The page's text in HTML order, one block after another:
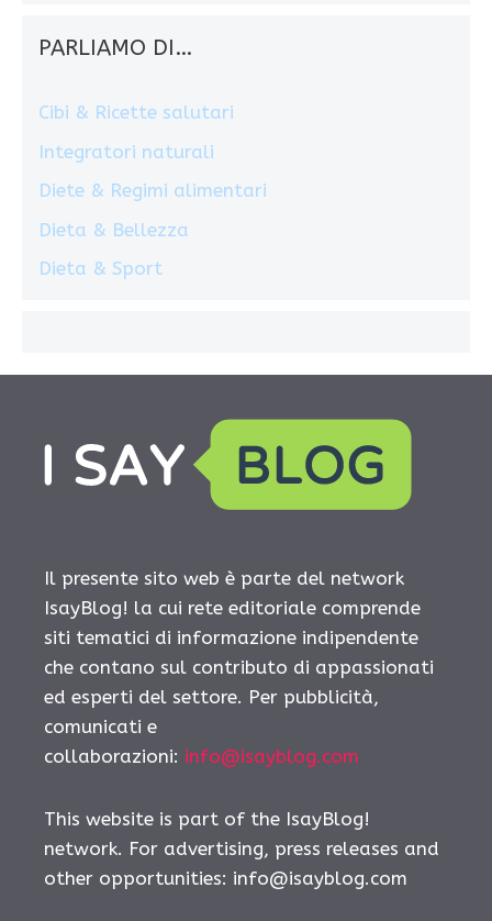
PARLIAMO DI…
Cibi & Ricette salutari
Integratori naturali
Diete & Regimi alimentari
Dieta & Bellezza
Dieta & Sport
Il presente sito web è parte del network
IsayBlog! la cui rete editoriale comprende
siti tematici di informazione indipendente
che contano sul contributo di appassionati
ed esperti del settore. Per pubblicità,
comunicati e
collaborazioni: info@isayblog.com
This website is part of the IsayBlog!
network. For advertising, press releases and
other opportunities: info@isayblog.com